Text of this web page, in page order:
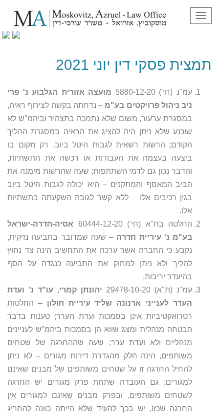
תפריט
תמצית פסקי דין יוני 2021
תמצית פסקי דין יוני 2021
עמ"נ (חי') 5880-12-20
מועצה אזורית הגלבוע נ' פרי
ניב ניהול פרויקטים בע"מ– נדחתה בקשה לצירוף ראיה,
במסגרת ערעור, משום שלא נתמכה בתצהיר וביהמ"ש לא
שוכנע שלא ניתן היה להציג את הראיה במסגרת ההליך
הקודם; הרשות רשאית לגבות היטל ביוב, רק מקום בו
ביצעה בעצמה את העבודות או רכשה את התשתיות,
והדבר נכון גם לדמי השתתפות; שעה שהרשות מימנה את
הביב המאסף והמתקנים – היא יכולה לגבות היטל ביוב
בגין רכיבים אלו – ללא קשר לגובה השקעתה בתשתיות
אלו.
החלטה בת"א (חי') 60444-12-20
אסיה-חדרה-ישראל
בע"מ נ' עיריית חדרה – שעה שמדובר בתביעה נזיקית,
נקבע כי החברה אשר ערכה את התחשיב הינה צד נחוץ
להליך ולא ניתן למחוק את התביעה כנגדה על הסף
בהיעדר יריבות.
עמ"נ (ת"א) 29478-10-20
יהונתן קמרי, עו"ד נ' ועדת
הערר לענייני ארנונה שליד עיריית חולון – החלטות
רטרואקטיביות אינן בסמכות ועדת הערר; טענות בדבר
הבטחה מנהלית ומצג שווא הן בסמכות ביהמ"ש לעניינים
מנהליים ולא ועדת ערר; שעה שההחרגה של שטחים
משותפים, הינה חלק מהגדרת דירות מגורים – לא ניתן
להחיל החרגה זו על שטחים משותפים של מבנים שאינם
למגורים; גם העובדה שתחת פרק מגורים יש החרגה
לשטחים משותפים, ובפרק מבנים שאינם למגורים אין
החרגה שכזו, יש בכך להעיד שלא הייתה כוונה להחריג